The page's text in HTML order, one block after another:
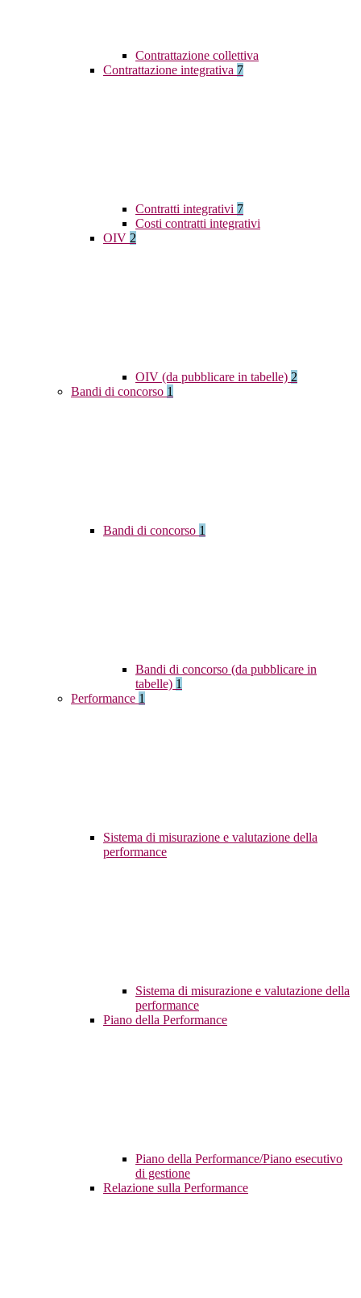
Contrattazione collettiva
Contrattazione integrativa 7
Contratti integrativi 7
Costi contratti integrativi
OIV 2
OIV (da pubblicare in tabelle) 2
Bandi di concorso 1
Bandi di concorso 1
Bandi di concorso (da pubblicare in
tabelle) 1
Performance 1
Sistema di misurazione e valutazione della
performance
Sistema di misurazione e valutazione della
performance
Piano della Performance
Piano della Performance/Piano esecutivo
di gestione
Relazione sulla Performance